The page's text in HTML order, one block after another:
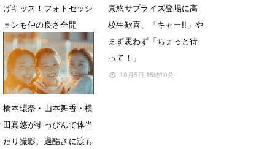
げキッス！フォトセッシ
ョンも仲の良さ全開
10月16日 00時38分
真悠サプライズ登場に高
校生歓喜、「キャー!!」や
まず思わず「ちょっと待
って！」
10月5日 15時10分
橋本環奈・山本舞香・横
田真悠がすっぴんで体当
たり撮影、過酷さに涙も